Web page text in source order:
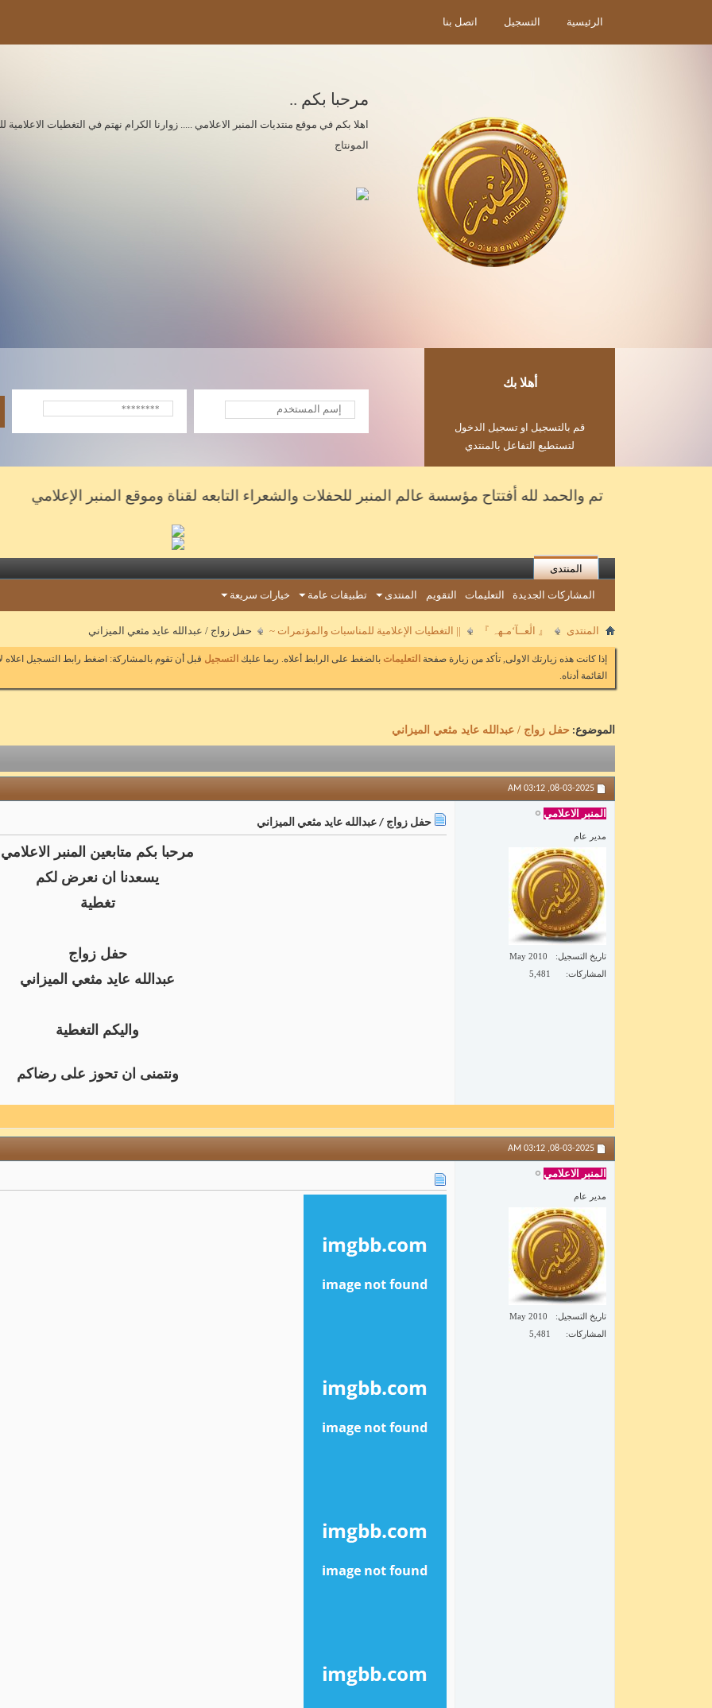
الرئيسية التسجيل اتصل بنا
مرحبا بكم ..
اهلا بكم في موقع منتديات المنبر الاعلامي ..... زوارنا الكرام نهتم في التغطيات
المونتاج
أهلا بك
قم بالتسجيل او تسجيل الدخول
لتستطيع التفاعل بالمنتدي
تم والحمد لله أفتتاح مؤسسة عالم المنبر للحفلات والشعراء التابعه لقناة وموقع المنبر الإعلامي
المنتدى
المشاركات الجديدة التعليمات التقويم المنتدى تطبيقات عامة خيارات سريعة
المنتدى 『 اڷعــآ‘مـهہ 』 || التغطيات الإعلامية للمناسبات والمؤتمرات ~ حفل زواج / عبدالله عايد مثعي الميزاني
إذا كانت هذه زيارتك الاولى, تأكد من زيارة صفحة التعليمات بالضغط على الرابط أعلاه. ربما عليك التسجيل قبل أن تقوم بالمشاركة: اضغط رابط التسجيل
القائمة أدناه.
الموضوع: حفل زواج / عبدالله عايد مثعي الميزاني
08-03-2025,
03:12 AM
المنبر الاعلامي
مدير عام
تاريخ التسجيل
May 2010
المشاركات
5,481
حفل زواج / عبدالله عايد مثعي الميزاني
مرحبا بكم متابعين المنبر الاعلامي
يسعدنا ان نعرض لكم
تغطية
حفل زواج
عبدالله عايد مثعي الميزاني
واليكم التغطية
ونتمنى ان تحوز على رضاكم
08-03-2025,
03:12 AM
المنبر الاعلامي
مدير عام
تاريخ التسجيل
May 2010
المشاركات
5,481